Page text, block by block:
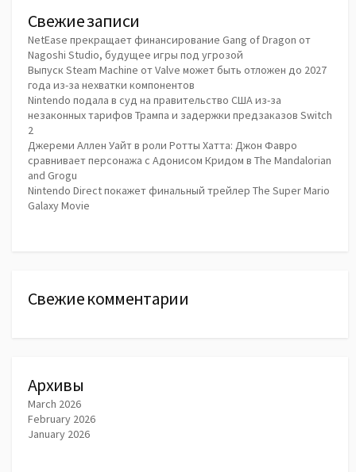
Свежие записи
NetEase прекращает финансирование Gang of Dragon от
Nagoshi Studio, будущее игры под угрозой
Выпуск Steam Machine от Valve может быть отложен до 2027
года из-за нехватки компонентов
Nintendo подала в суд на правительство США из-за
незаконных тарифов Трампа и задержки предзаказов Switch
2
Джереми Аллен Уайт в роли Ротты Хатта: Джон Фавро
сравнивает персонажа с Адонисом Кридом в The Mandalorian
and Grogu
Nintendo Direct покажет финальный трейлер The Super Mario
Galaxy Movie
Свежие комментарии
Архивы
March 2026
February 2026
January 2026